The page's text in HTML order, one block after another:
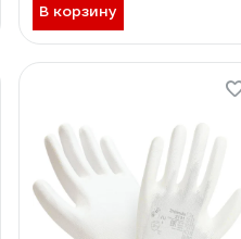
В корзину